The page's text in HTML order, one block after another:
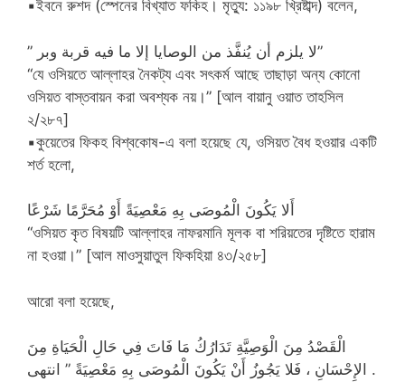
▪️ইবনে রুশদ (স্পেনের বিখ্যাত ফকিহ। মৃত্যু: ১১৯৮ খ্রিষ্টাব্দ) বলেন,
” لا يلزم أن يُنفَّذ من الوصايا إلا ما فيه قربة وبر”
“যে ওসিয়তে আল্লাহর নৈকট্য এবং সৎকর্ম আছে তাছাড়া অন্য কোনো
ওসিয়ত বাস্তবায়ন করা অবশ্যক নয়।” [আল বায়ানু ওয়াত তাহসিল
২/২৮৭]
▪️কুয়েতের ফিকহ বিশ্বকোষ-এ বলা হয়েছে যে, ওসিয়ত বৈধ হওয়ার একটি
শর্ত হলো,
أَلا يَكُونَ الْمُوصَى بِهِ مَعْصِيَةً أَوْ مُحَرَّمًا شَرْعًا
“ওসিয়ত কৃত বিষয়টি আল্লাহর নাফরমানি মূলক বা শরিয়তের দৃষ্টিতে হারাম
না হওয়া।” [আল মাওসুয়াতুল‌ ফিকহিয়া ৪৩/২৫৮]
আরো বলা হয়েছে,
الْقَصْدُ مِنَ الْوَصِيَّةِ تَدَارُكُ مَا فَاتَ فِي حَالِ الْحَيَاةِ مِنَ
الإِحْسَانِ ، فَلا يَجُوزُ أَنْ يَكُونَ الْمُوصَى بِهِ مَعْصِيَةً ” انتهى .